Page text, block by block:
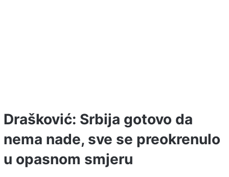
Drašković: Srbija gotovo da
nema nade, sve se preokrenulo
u opasnom smjeru